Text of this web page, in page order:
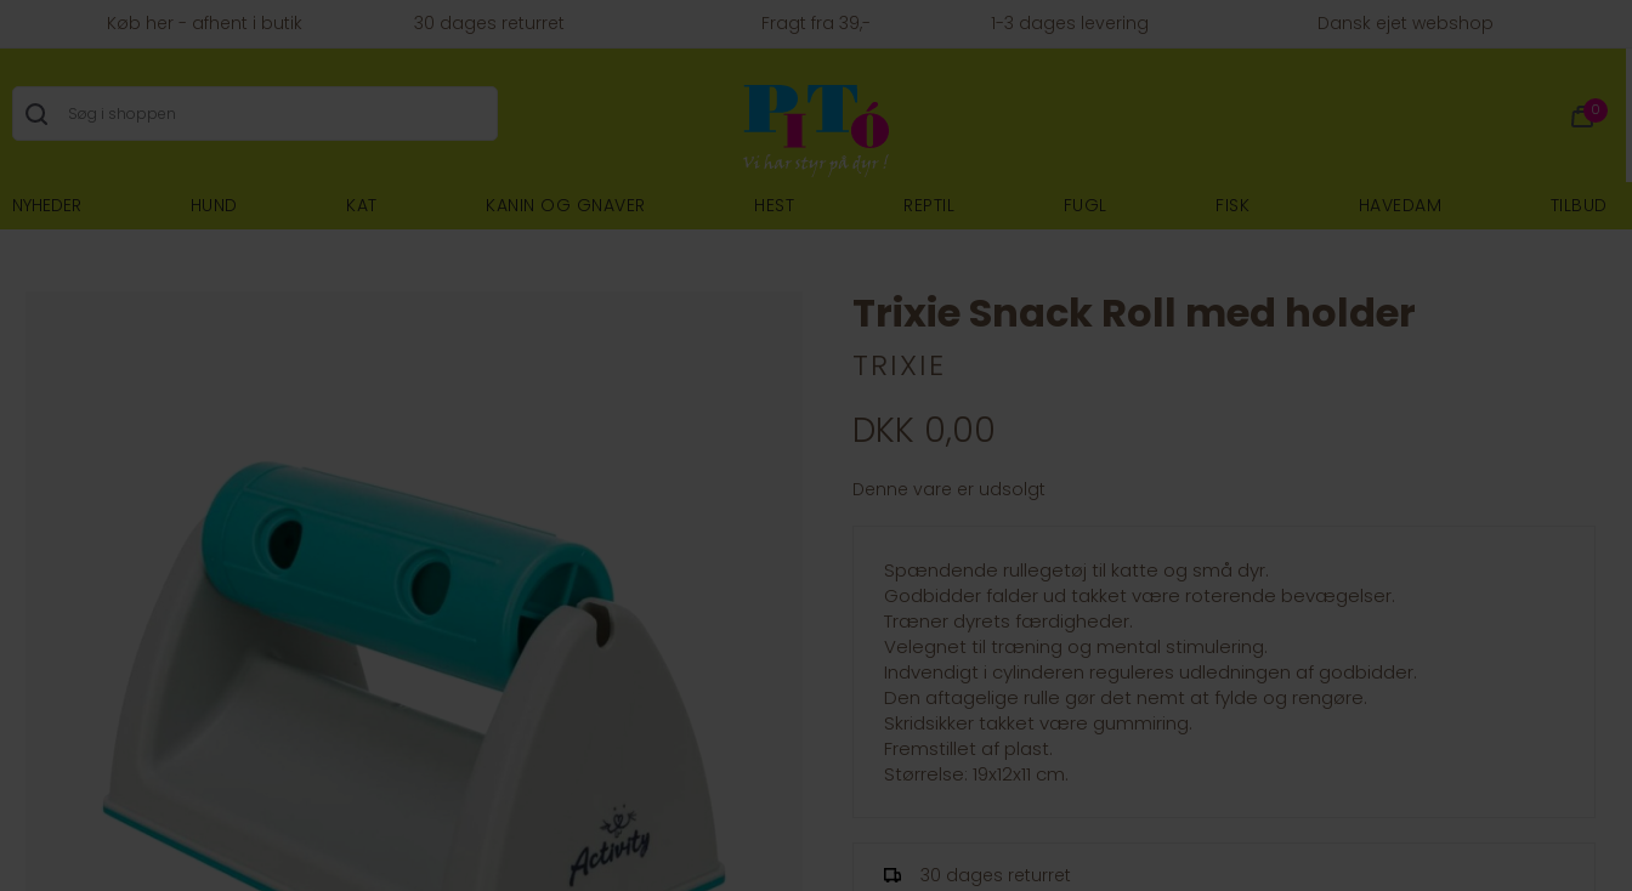
Køb her - afhent i butik 30 dages returret Fragt fra 39,- 1-3 dages levering Dansk ejet webshop
0
NYHEDER HUND KAT KANIN OG GNAVER HEST REPTIL FUGL FISK HAVEDAM TILBUD
Trixie Snack Roll med holder
TRIXIE
DKK 0,00
Denne vare er udsolgt
Spændende rullegetøj til katte og små dyr.
Godbidder falder ud takket være roterende bevægelser.
Træner dyrets færdigheder.
Velegnet til træning og mental stimulering.
Indvendigt i cylinderen reguleres udledningen af godbidder.
Den aftagelige rulle gør det nemt at fylde og rengøre.
Skridsikker takket være gummiring.
Fremstillet af plast.
Størrelse: 19x12x11 cm.
30 dages returret